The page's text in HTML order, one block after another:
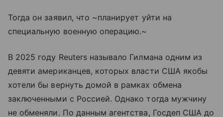
Тогда он заявил, что ~планирует уйти на
специальную военную операцию.~
В 2025 году Reuters называло Гилмана одним из
девяти американцев, которых власти США якобы
хотели бы вернуть домой в рамках обмена
заключенными с Россией. Однако тогда мужчину
не обменяли. По данным агентства, Госдеп США до